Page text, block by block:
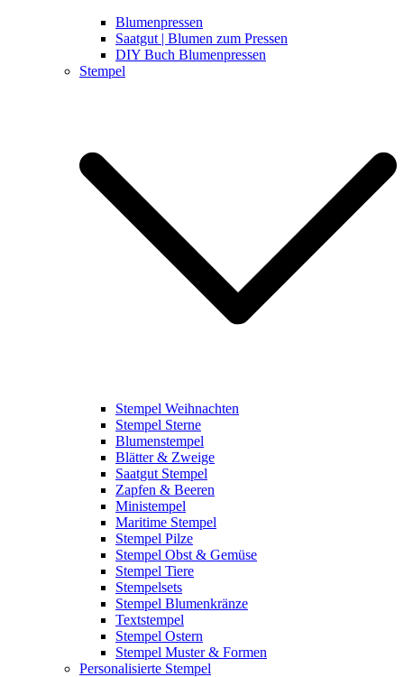
Blumenpressen
Saatgut | Blumen zum Pressen
DIY Buch Blumenpressen
Stempel
Stempel Weihnachten
Stempel Sterne
Blumenstempel
Blätter & Zweige
Saatgut Stempel
Zapfen & Beeren
Ministempel
Maritime Stempel
Stempel Pilze
Stempel Obst & Gemüse
Stempel Tiere
Stempelsets
Stempel Blumenkränze
Textstempel
Stempel Ostern
Stempel Muster & Formen
Personalisierte Stempel